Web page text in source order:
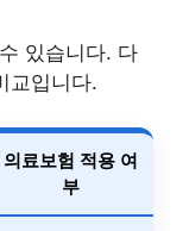
있습니다. 다
교입니다.
의료보험 적용 여
부